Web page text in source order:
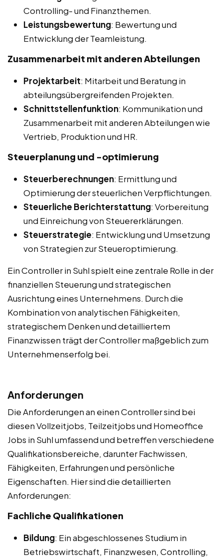
Controlling- und Finanzthemen.
Leistungsbewertung: Bewertung und
Entwicklung der Teamleistung.
Zusammenarbeit mit anderen Abteilungen
Projektarbeit: Mitarbeit und Beratung in
abteilungsübergreifenden Projekten.
Schnittstellenfunktion: Kommunikation und
Zusammenarbeit mit anderen Abteilungen wie
Vertrieb, Produktion und HR.
Steuerplanung und -optimierung
Steuerberechnungen: Ermittlung und
Optimierung der steuerlichen Verpflichtungen.
Steuerliche Berichterstattung: Vorbereitung
und Einreichung von Steuererklärungen.
Steuerstrategie: Entwicklung und Umsetzung
von Strategien zur Steueroptimierung.
Ein Controller in Suhl spielt eine zentrale Rolle in der
finanziellen Steuerung und strategischen
Ausrichtung eines Unternehmens. Durch die
Kombination von analytischen Fähigkeiten,
strategischem Denken und detailliertem
Finanzwissen trägt der Controller maßgeblich zum
Unternehmenserfolg bei.
Anforderungen
Die Anforderungen an einen Controller sind bei
diesen Vollzeitjobs, Teilzeitjobs und Homeoffice
Jobs in Suhl umfassend und betreffen verschiedene
Qualifikationsbereiche, darunter Fachwissen,
Fähigkeiten, Erfahrungen und persönliche
Eigenschaften. Hier sind die detaillierten
Anforderungen:
Fachliche Qualifikationen
Bildung: Ein abgeschlossenes Studium in
Betriebswirtschaft, Finanzwesen, Controlling,